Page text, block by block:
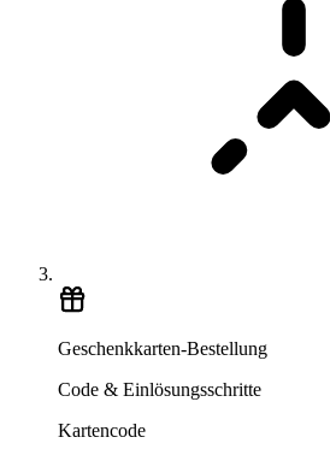
Geschenkkarten-Bestellung
Code & Einlösungsschritte
Kartencode